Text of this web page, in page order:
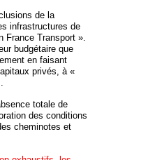
de la
infrastructures de
France Transport ».
budgétaire que
en faisant
privés, à «
totale de
des conditions
cheminotes et